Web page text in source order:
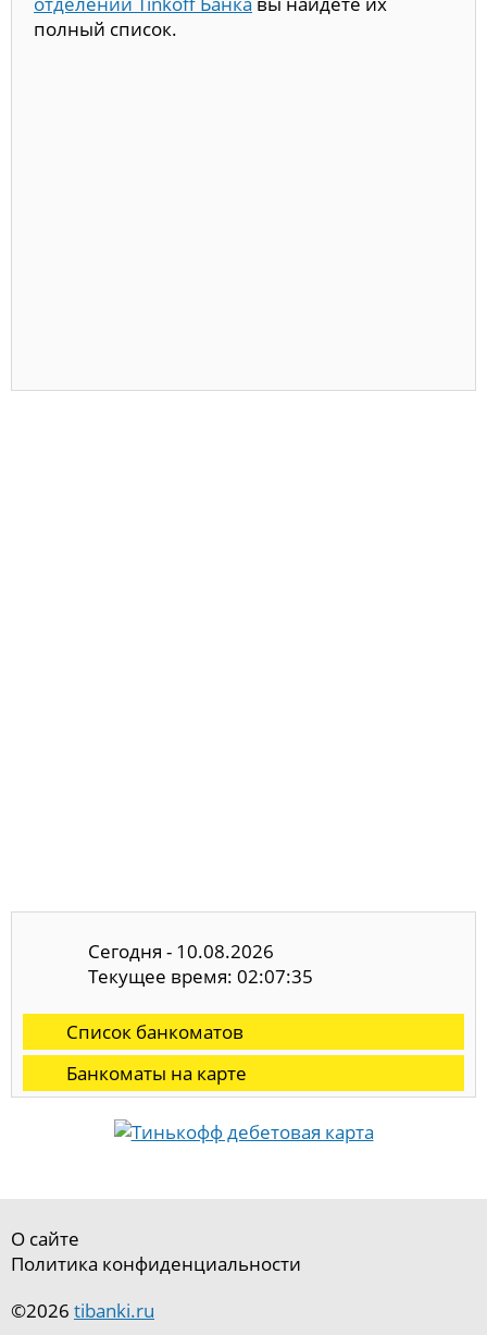
полный список.
Сегодня - 10.08.2026
Текущее время: 02:07:35
Список банкоматов
Банкоматы на карте
О сайте
Политика конфиденциальности
©2026 tibanki.ru